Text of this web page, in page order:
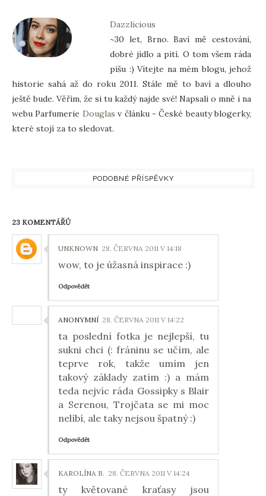
Dazzlicious
~30 let, Brno. Baví mě cestování,
dobré jídlo a pití. O tom všem ráda
píšu :) Vítejte na mém blogu, jehož
historie sahá až do roku 2011. Stále mě to baví a dlouho
ještě bude. Věřím, že si tu každý najde své! Napsali o mně i na
webu Parfumerie Douglas v článku - České beauty blogerky,
které stojí za to sledovat.
PODOBNÉ PŘÍSPĚVKY
23 KOMENTÁŘŮ
UNKNOWN 28. ČERVNA 2011 V 14:18
wow, to je úžasná inspirace :)
Odpovědět
ANONYMNÍ 28. ČERVNA 2011 V 14:22
ta poslední fotka je nejlepší, tu
sukni chci (: fráninu se učím, ale
teprve rok, takže umím jen
takový základy zatím :) a mám
teda nejvíc ráda Gossipky s Blair
a Serenou, Trojčata se mi moc
nelíbí, ale taky nejsou špatný :)
Odpovědět
KAROLÍNA B. 28. ČERVNA 2011 V 14:24
ty květované kraťasy jsou